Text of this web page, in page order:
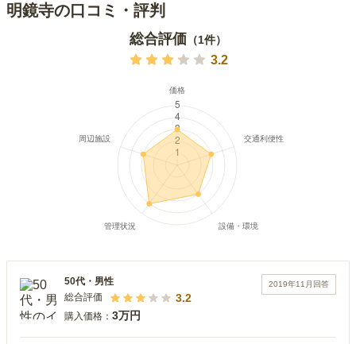
明鏡寺の口コミ・評判
総合評価 （1件）
3.2
2019年11月 回答
50代 ・ 男性
総合評価
3.2
購入価格： 3万円